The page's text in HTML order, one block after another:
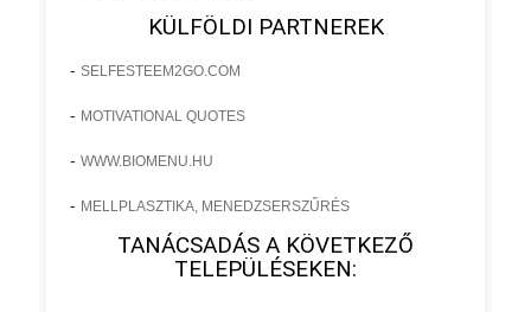
KÜLFÖLDI PARTNEREK
- SELFESTEEM2GO.COM
- MOTIVATIONAL QUOTES
- WWW.BIOMENU.HU
- MELLPLASZTIKA, MENEDZSERSZŰRÉS
TANÁCSADÁS A KÖVETKEZŐ
TELEPÜLÉSEKEN: